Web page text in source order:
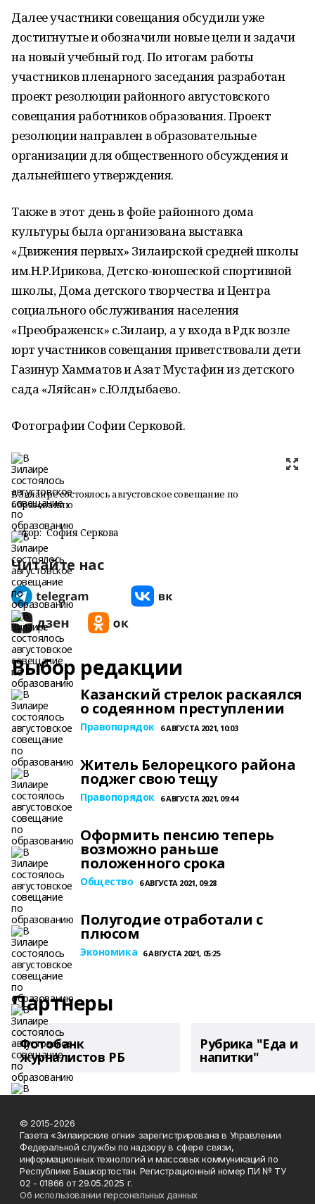
Далее участники совещания обсудили уже
достигнутые и обозначили новые цели и задачи
на новый учебный год. По итогам работы
участников пленарного заседания разработан
проект резолюции районного августовского
совещания работников образования. Проект
резолюции направлен в образовательные
организации для общественного обсуждения и
дальнейшего утверждения.
Также в этот день в фойе районного дома
культуры была организована выставка
«Движения первых» Зилаирской средней школы
им.Н.Р.Ирикова, Детско-юношеской спортивной
школы, Дома детского творчества и Центра
социального обслуживания населения
«Преображенск» с.Зилаир, а у входа в Рдк возле
юрт участников совещания приветствовали дети
Газинур Хамматов и Азат Мустафин из детского
сада «Ляйсан» с.Юлдыбаево.
Фотографии Софии Серковой.
В Зилаире состоялось августовское совещание по
образованию
Автор: София Серкова
Читайте нас
Выбор редакции
Казанский стрелок раскаялся
о содеянном преступлении
Правопорядок 6 АВГУСТА 2021, 10:03
Житель Белорецкого района
поджег свою тещу
Правопорядок 6 АВГУСТА 2021, 09:44
Оформить пенсию теперь
возможно раньше
положенного срока
Общество 6 АВГУСТА 2021, 09:28
Полугодие отработали с
плюсом
Экономика 6 АВГУСТА 2021, 05:25
Партнеры
Фотобанк
журналистов РБ
Рубрика "Еда и
напитки"
© 2015-2026
Газета «Зилаирские огни» зарегистрирована в Управлении
Федеральной службы по надзору в сфере связи,
информационных технологий и массовых коммуникаций по
Республике Башкортостан. Регистрационный номер ПИ № ТУ
02 - 01866 от 29.05.2025 г.
Об использовании персональных данных